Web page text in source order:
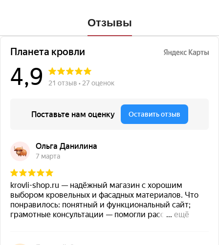
Отзывы